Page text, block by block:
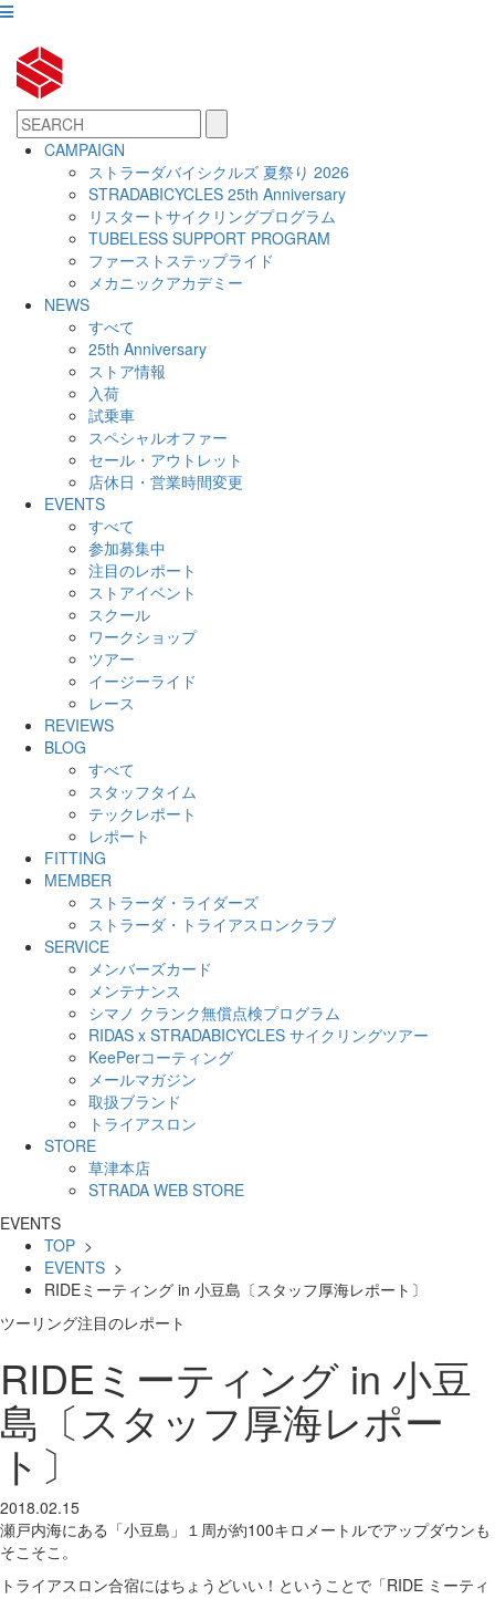
CAMPAIGN
ストラーダバイシクルズ 夏祭り 2026
STRADABICYCLES 25th Anniversary
リスタートサイクリングプログラム
TUBELESS SUPPORT PROGRAM
ファーストステップライド
メカニックアカデミー
NEWS
すべて
25th Anniversary
ストア情報
入荷
試乗車
スペシャルオファー
セール・アウトレット
店休日・営業時間変更
EVENTS
すべて
参加募集中
注目のレポート
ストアイベント
スクール
ワークショップ
ツアー
イージーライド
レース
REVIEWS
BLOG
すべて
スタッフタイム
テックレポート
レポート
FITTING
MEMBER
ストラーダ・ライダーズ
ストラーダ・トライアスロンクラブ
SERVICE
メンバーズカード
メンテナンス
シマノ クランク無償点検プログラム
RIDAS x STRADABICYCLES サイクリングツアー
KeePerコーティング
メールマガジン
取扱ブランド
トライアスロン
STORE
草津本店
STRADA WEB STORE
EVENTS
TOP >
EVENTS >
RIDEミーティング in 小豆島〔スタッフ厚海レポート〕
ツーリング注目のレポート
RIDEミーティング in 小豆
島〔スタッフ厚海レポー
ト〕
2018.02.15
瀬戸内海にある「小豆島」１周が約100キロメートルでアップダウンも
そこそこ。
トライアスロン合宿にはちょうどいい！ということで「RIDE ミーティ